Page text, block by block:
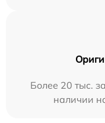
Более 20 тыс.
наличии